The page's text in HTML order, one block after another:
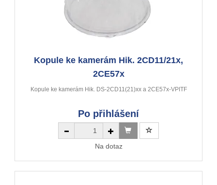
Kopule ke kamerám Hik. 2CD11/21x,
2CE57x
Kopule ke kamerám Hik. DS-2CD11(21)xx a 2CE57x-VPITF
Po přihlášení
Na dotaz